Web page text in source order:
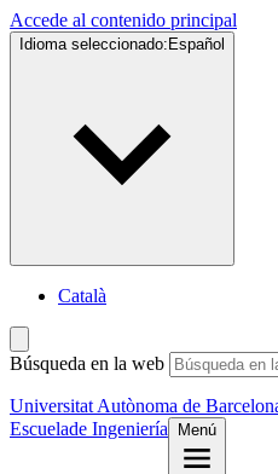
Accede al contenido principal
Idioma seleccionado: Español
Català
Búsqueda en la web
Universitat Autònoma de
Escuelade Ingeniería Menú